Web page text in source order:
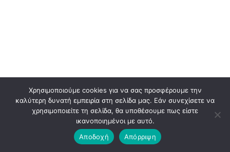
Χρησιμοποιούμε cookies για να σας προσφέρουμε την
καλύτερη δυνατή εμπειρία στη σελίδα μας. Εάν συνεχίσετε να
χρησιμοποιείτε τη σελίδα, θα υποθέσουμε πως είστε
ικανοποιημένοι με αυτό.
Αποδοχή
Απόρριψη